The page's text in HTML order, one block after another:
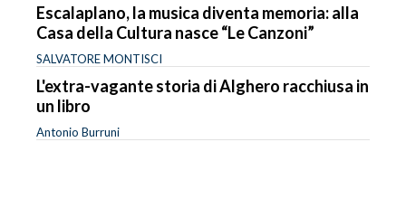
Escalaplano, la musica diventa memoria: alla
Casa della Cultura nasce “Le Canzoni”
SALVATORE MONTISCI
L'extra-vagante storia di Alghero racchiusa in
un libro
Antonio Burruni